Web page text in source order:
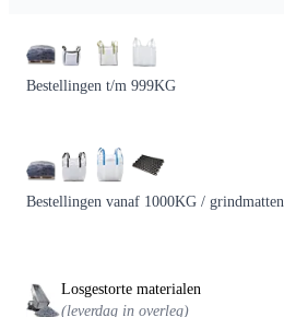
Bestellingen t/m 999KG
Bestellingen vanaf 1000KG / grindmatten
Losgestorte materialen
(leverdag in overleg)